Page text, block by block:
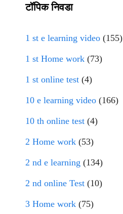
टॉपिक निवडा
1 st e learning video (155)
1 st Home work (73)
1 st online test (4)
10 e learning video (166)
10 th online test (4)
2 Home work (53)
2 nd e learning (134)
2 nd online Test (10)
3 Home work (75)